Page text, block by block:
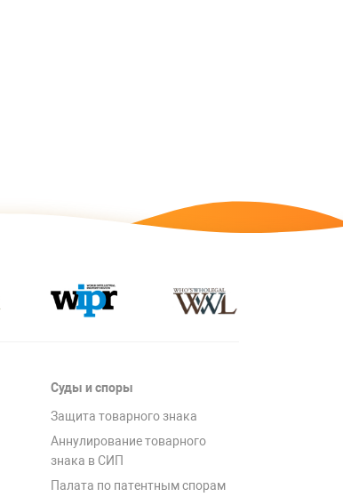
Суды и споры
Защита товарного знака
Аннулирование товарного
знака в СИП
Палата по патентным спорам